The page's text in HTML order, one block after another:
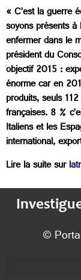
« C’est la guerre
soyons présents
enfermer dans le
président du
objectif 2015 :
énorme car en
produits, seuls
françaises. 8 %
Italiens et les
international,
Lire la suite sur
©